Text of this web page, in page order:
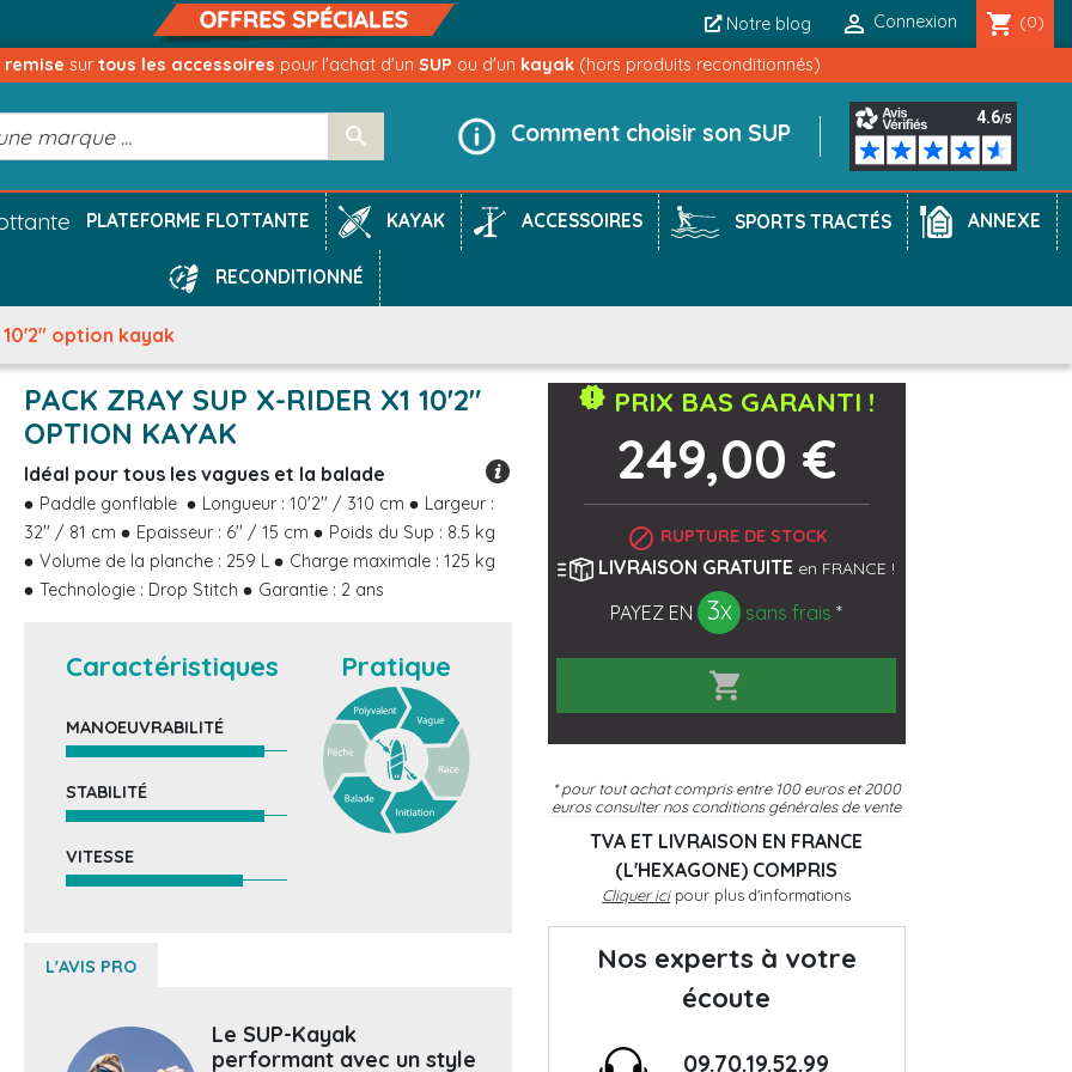
Notre blog  Connexion shopping_cart (0)
remise surtous les accessoires pour l'achat d'un SUP ou d'un kayak (hors produits reconditionnés)
 Comment choisir son SUP
PLATEFORME FLOTTANTE KAYAK ACCESSOIRES SPORTS TRACTÉS ANNEXE
RECONDITIONNÉ
10'2" option kayak
PACK ZRAY SUP X-RIDER X1 10'2"
OPTION KAYAK
Idéal pour tous les vagues et la balade
Paddle gonflable Longueur : 10'2'' / 310 cm
Largeur :
32'' / 81 cm
Epaisseur : 6'' / 15 cm
Poids du Sup : 8.5 kg
Volume de la planche : 259 L
Charge maximale : 125 kg
Technologie : Drop Stitch
Garantie : 2 ans
Caractéristiques
MANOEUVRABILITÉ
STABILITÉ
VITESSE
Pratique
L'AVIS PRO
Le SUP-Kayak
performant avec un style
new_releases PRIX BAS GARANTI !
249,00 €
 RUPTURE DE STOCK
LIVRAISON GRATUITE en FRANCE !
PAYEZ EN 3X sans frais *

* pour tout achat compris entre 100 euros et 2000
eurosconsulter nos conditions générales de vente
TVA ET LIVRAISON EN FRANCE
(L'HEXAGONE) COMPRIS
Cliquer icipour plus d'informations
Nos experts à votre
écoute
09.70.19.52.99